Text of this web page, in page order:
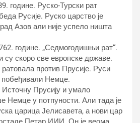
године. Руско-Турски рат
Русије. Руско царство је
Азов али није успело ништа
године. „Седмогодишњи рат“.
су скоро све европске државе.
ратовала против Прусије. Руси
побеђивали Немце.
Прусију и умало
Немце у потпуности. Али тада је
царица Јелисавета, а нови цар